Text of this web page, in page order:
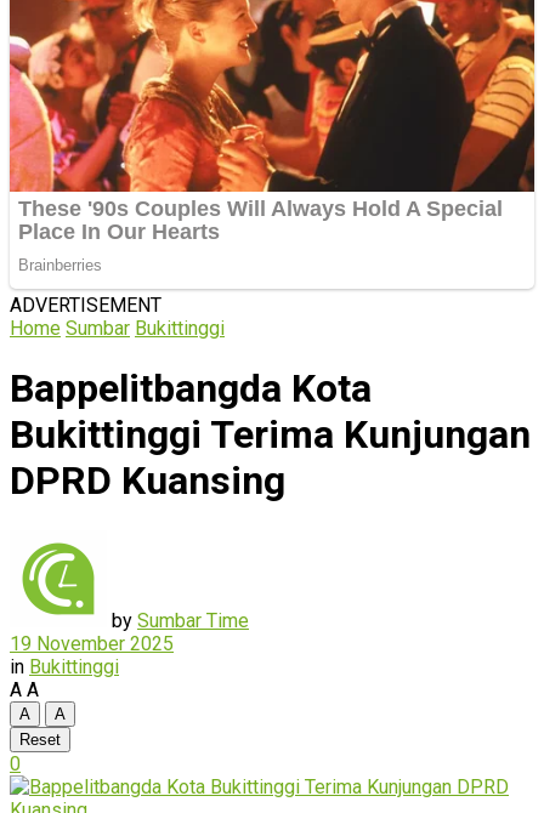
ADVERTISEMENT
Home Sumbar Bukittinggi
Bappelitbangda Kota
Bukittinggi Terima Kunjungan
DPRD Kuansing
by Sumbar Time
19 November 2025
in Bukittinggi
A A
A
A
Reset
0